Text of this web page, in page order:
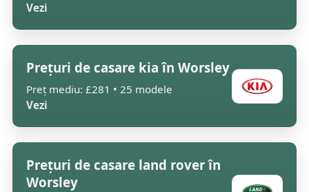
Vezi
Prețuri de casare kia în Worsley
Preț mediu: £281 • 25 modele
Vezi
Prețuri de casare land rover în
Worsley